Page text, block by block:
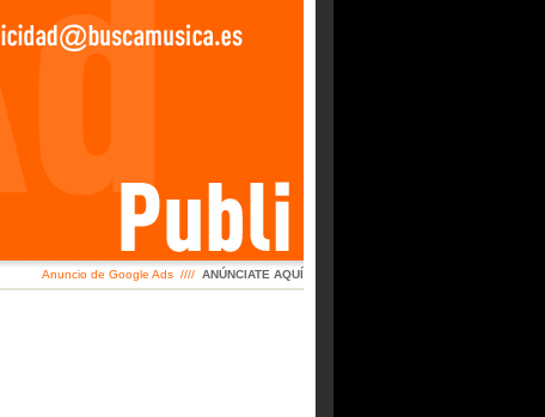
Anuncio de Google Ads //// ANÚNCIATE AQUÍ